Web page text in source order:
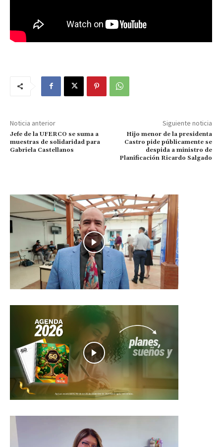
Noticia anterior
Jefe de la UFERCO se suma a
muestras de solidaridad para
Gabriela Castellanos
Siguiente noticia
Hijo menor de la presidenta
Castro pide públicamente se
despida a ministro de
Planificación Ricardo Salgado